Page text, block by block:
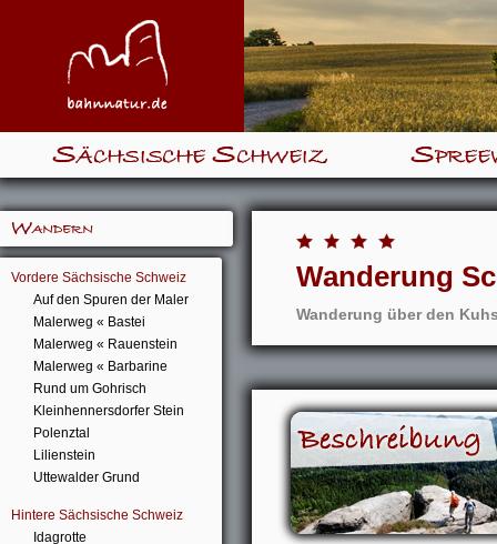
Sächsische Schweiz
Wandern
Vordere Sächsische Schweiz
Auf den Spuren der Maler
Malerweg « Bastei
Malerweg « Rauenstein
Malerweg « Barbarine
Rund um Gohrisch
Kleinhennersdorfer Stein
Polenztal
Lilienstein
Uttewalder Grund
Hintere Sächsische Schweiz
Idagrotte
Wanderung
Wanderung über den